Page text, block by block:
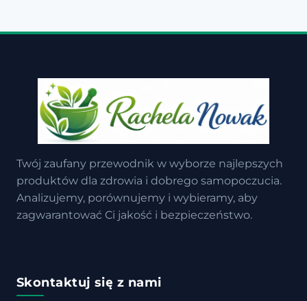
Twój zaufany przewodnik w wyborze najlepszych
produktów dla zdrowia i dobrego samopoczucia.
Analizujemy, porównujemy i wybieramy, aby
zagwarantować Ci jakość i bezpieczeństwo.
Skontaktuj się z nami